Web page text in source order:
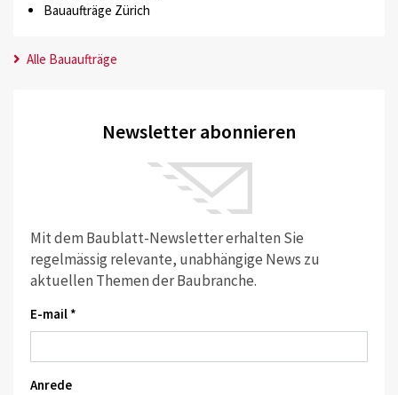
Bauaufträge Zürich
Alle Bauaufträge
Newsletter abonnieren
Mit dem Baublatt-Newsletter erhalten Sie
regelmässig relevante, unabhängige News zu
aktuellen Themen der Baubranche.
E-mail *
Anrede